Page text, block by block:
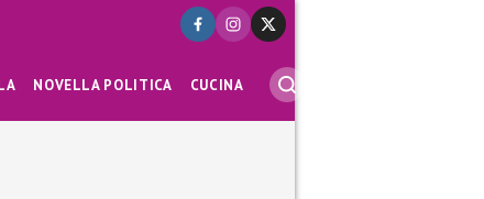
NOVELLA POLITICA CUCINA